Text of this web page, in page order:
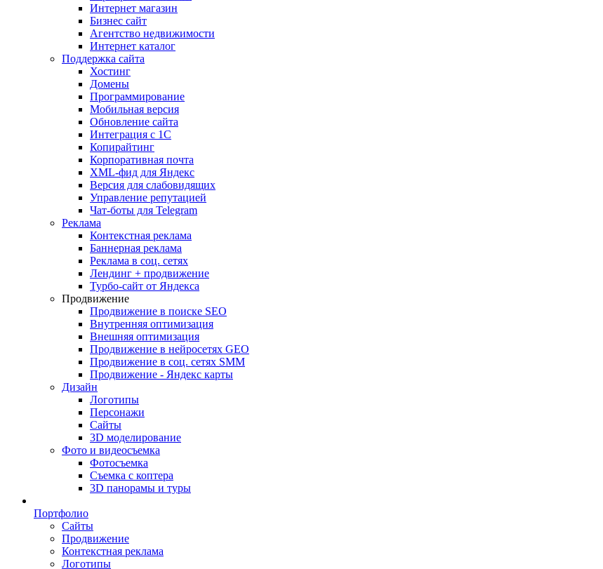
Интернет магазин
Бизнес сайт
Агентство недвижимости
Интернет каталог
Поддержка сайта
Хостинг
Домены
Программирование
Мобильная версия
Обновление сайта
Интеграция с 1С
Копирайтинг
Корпоративная почта
XML-фид для Яндекс
Версия для слабовидящих
Управление репутацией
Чат-боты для Telegram
Реклама
Контекстная реклама
Баннерная реклама
Реклама в соц. сетях
Лендинг + продвижение
Турбо-сайт от Яндекса
Продвижение
Продвижение в поиске SEO
Внутренняя оптимизация
Внешняя оптимизация
Продвижение в нейросетях GEO
Продвижение в соц. сетях SMM
Продвижение - Яндекс карты
Дизайн
Логотипы
Персонажи
Сайты
3D моделирование
Фото и видеосъемка
Фотосъемка
Съемка с коптера
3D панорамы и туры
Портфолио
Сайты
Продвижение
Контекстная реклама
Логотипы